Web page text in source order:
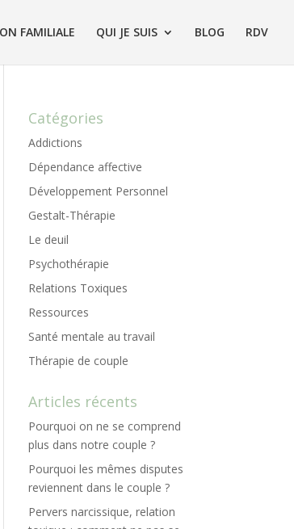
FAMILIALE QUI JE SUIS BLOG RDV
Catégories
Addictions
Dépendance affective
Développement Personnel
Gestalt-Thérapie
Le deuil
Psychothérapie
Relations Toxiques
Ressources
Santé mentale au travail
Thérapie de couple
Articles récents
Pourquoi on ne se comprend
plus dans notre couple ?
Pourquoi les mêmes disputes
reviennent dans le couple ?
Pervers narcissique, relation